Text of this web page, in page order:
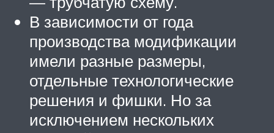
В зависимости от года
производства модификации
имели разные размеры,
отдельные технологические
решения и фишки. Но за
исключением нескольких